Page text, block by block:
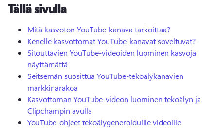
Tällä sivulla
Mitä kasvoton YouTube-kanava tarkoittaa?
Kenelle kasvottomat YouTube-kanavat soveltuvat?
Sitouttavien YouTube-videoiden luominen kasvoja
näyttämättä
Seitsemän suosittua YouTube-tekoälykanavien
markkinarakoa
Kasvottoman YouTube-videon luominen tekoälyn ja
Clipchampin avulla
YouTube-ohjeet tekoälygeneroiduille videoille